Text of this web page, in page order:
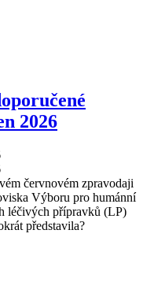
2026
červnovém zpravodaji
Výboru pro humánní
léčivých přípravků (LP)
představila?